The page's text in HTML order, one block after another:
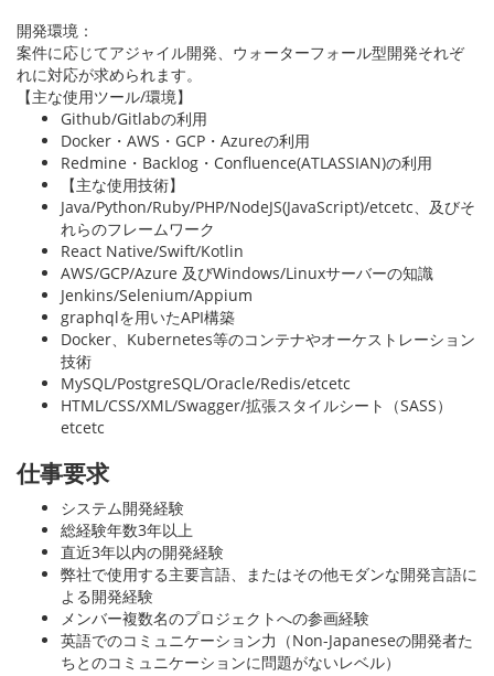
開発環境：
案件に応じてアジャイル開発、ウォーターフォール型開発それぞ
れに対応が求められます。
【主な使用ツール/環境】
Github/Gitlabの利用
Docker・AWS・GCP・Azureの利用
Redmine・Backlog・Confluence(ATLASSIAN)の利用
【主な使用技術】
Java/Python/Ruby/PHP/NodeJS(JavaScript)/etcetc、及びそ
れらのフレームワーク
React Native/Swift/Kotlin
AWS/GCP/Azure 及びWindows/Linuxサーバーの知識
Jenkins/Selenium/Appium
graphqlを用いたAPI構築
Docker、Kubernetes等のコンテナやオーケストレーション
技術
MySQL/PostgreSQL/Oracle/Redis/etcetc
HTML/CSS/XML/Swagger/拡張スタイルシート（SASS）
etcetc
仕事要求
システム開発経験
総経験年数3年以上
直近3年以内の開発経験
弊社で使用する主要言語、またはその他モダンな開発言語に
よる開発経験
メンバー複数名のプロジェクトへの参画経験
英語でのコミュニケーション力（Non-Japaneseの開発者た
ちとのコミュニケーションに問題がないレベル）